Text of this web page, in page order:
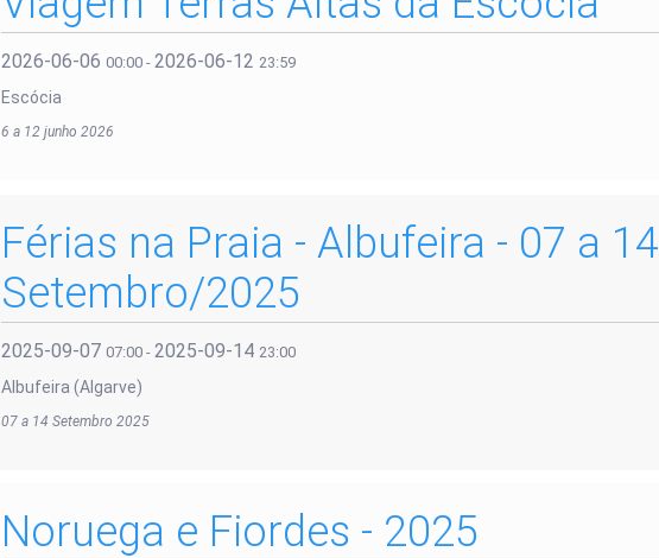
2026-06-06 00:00 - 2026-06-12 23:59
Escócia
6 a 12 junho 2026
Férias na Praia - Albufeira - 07 a 14
Setembro/2025
2025-09-07 07:00 - 2025-09-14 23:00
Albufeira (Algarve)
07 a 14 Setembro 2025
Noruega e Fiordes - 2025